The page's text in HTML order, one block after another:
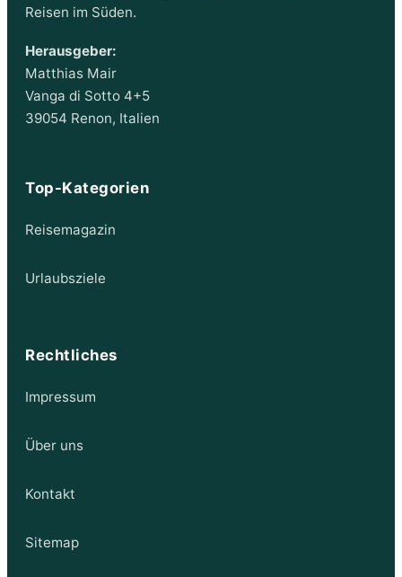
Reisen im Süden.
Herausgeber:
Matthias Mair
Vanga di Sotto 4+5
39054 Renon, Italien
Top-Kategorien
Reisemagazin
Urlaubsziele
Rechtliches
Impressum
Über uns
Kontakt
Sitemap